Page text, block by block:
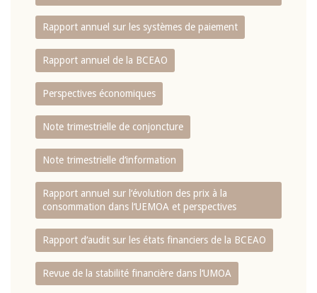
Rapport annuel sur les systèmes de paiement
Rapport annuel de la BCEAO
Perspectives économiques
Note trimestrielle de conjoncture
Note trimestrielle d‘information
Rapport annuel sur l‘évolution des prix à la
consommation dans l‘UEMOA et perspectives
Rapport d‘audit sur les états financiers de la BCEAO
Revue de la stabilité financière dans l‘UMOA